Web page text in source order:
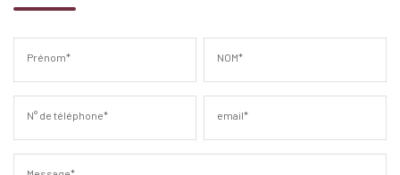
Prénom* NOM*
N° de téléphone* email*